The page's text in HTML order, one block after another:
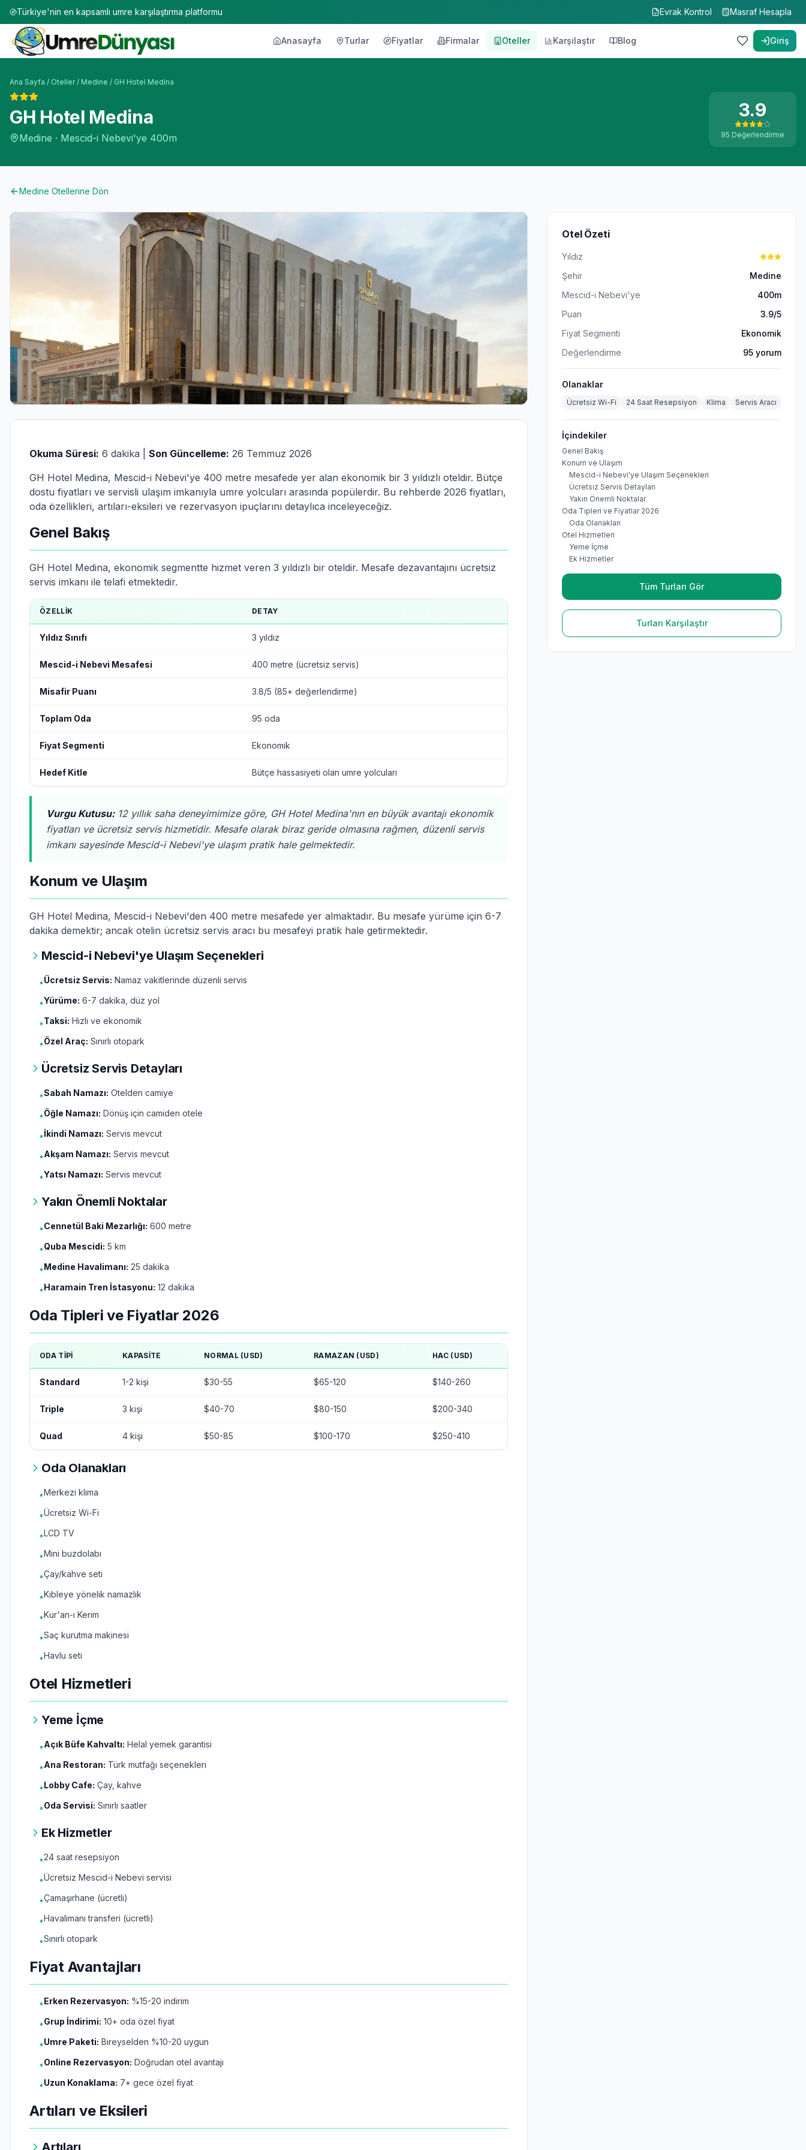
Türkiye'nin en kapsamlı umre karşılaştırma platformu Evrak Kontrol Masraf Hesapla
Anasayfa Turlar Fiyatlar Firmalar Oteller Karşılaştır Blog Giriş
Ana Sayfa / Oteller/ Medine / GH Hotel Medina
GH Hotel Medina
Medine · Mescid-i Nebevi'ye 400m
3.9
95 Değerlendirme
Medine Otellerine Dön
Okuma Süresi: 6 dakika | Son Güncelleme: 26 Temmuz 2026
GH Hotel Medina, Mescid-i Nebevi'ye 400 metre mesafede yer alan ekonomik bir 3 yıldızlı oteldir. Bütçe
dostu fiyatları ve servisli ulaşım imkanıyla umre yolcuları arasında popülerdir. Bu rehberde 2026 fiyatları,
oda özellikleri, artıları-eksileri ve rezervasyon ipuçlarını detaylıca inceleyeceğiz.
Genel Bakış
GH Hotel Medina, ekonomik segmentte hizmet veren 3 yıldızlı bir oteldir. Mesafe dezavantajını ücretsiz
servis imkanı ile telafi etmektedir.
ÖZELLIK DETAY
Yıldız Sınıfı 3 yıldız
Mescid-i Nebevi Mesafesi 400 metre (ücretsiz servis)
Misafir Puanı 3.8/5 (85+ değerlendirme)
Toplam Oda 95 oda
Fiyat Segmenti Ekonomik
Hedef Kitle Bütçe hassasiyeti olan umre yolcuları
Vurgu Kutusu:12 yıllık saha deneyimimize göre, GH Hotel Medina'nın en büyük avantajı ekonomik
fiyatları ve ücretsiz servis hizmetidir. Mesafe olarak biraz geride olmasına rağmen, düzenli servis
imkanı sayesinde Mescid-i Nebevi'ye ulaşım pratik hale gelmektedir.
Konum ve Ulaşım
GH Hotel Medina, Mescid-i Nebevi'den 400 metre mesafede yer almaktadır. Bu mesafe yürüme için 6-7
dakika demektir; ancak otelin ücretsiz servis aracı bu mesafeyi pratik hale getirmektedir.
Mescid-i Nebevi'ye Ulaşım Seçenekleri
•Ücretsiz Servis: Namaz vakitlerinde düzenli servis
•Yürüme: 6-7 dakika, düz yol
•Taksi: Hızlı ve ekonomik
•Özel Araç: Sınırlı otopark
Ücretsiz Servis Detayları
•Sabah Namazı: Otelden camiye
•Öğle Namazı: Dönüş için camiden otele
•İkindi Namazı: Servis mevcut
•Akşam Namazı: Servis mevcut
•Yatsı Namazı: Servis mevcut
Yakın Önemli Noktalar
•Cennetül Baki Mezarlığı: 600 metre
•Quba Mescidi: 5 km
•Medine Havalimanı: 25 dakika
•Haramain Tren İstasyonu: 12 dakika
Oda Tipleri ve Fiyatlar 2026
ODA TIPI KAPASITE NORMAL (USD) RAMAZAN (USD) HAC (USD)
Standard 1-2 kişi $30-55 $65-120 $140-260
Triple 3 kişi $40-70 $80-150 $200-340
Quad 4 kişi $50-85 $100-170 $250-410
Oda Olanakları
•Merkezi klima
•Ücretsiz Wi-Fi
•LCD TV
•Mini buzdolabı
•Çay/kahve seti
•Kıbleye yönelik namazlık
•Kur'an-ı Kerim
•Saç kurutma makinesi
•Havlu seti
Otel Hizmetleri
Yeme İçme
•Açık Büfe Kahvaltı: Helal yemek garantisi
•Ana Restoran: Türk mutfağı seçenekleri
•Lobby Cafe: Çay, kahve
•Oda Servisi: Sınırlı saatler
Ek Hizmetler
•24 saat resepsiyon
•Ücretsiz Mescid-i Nebevi servisi
•Çamaşırhane (ücretli)
•Havalimanı transferi (ücretli)
•Sınırlı otopark
Fiyat Avantajları
•Erken Rezervasyon: %15-20 indirim
•Grup İndirimi: 10+ oda özel fiyat
•Umre Paketi: Bireyselden %10-20 uygun
•Online Rezervasyon: Doğrudan otel avantajı
•Uzun Konaklama: 7+ gece özel fiyat
Artıları ve Eksileri
Artıları
Otel Özeti
Yıldız
Şehir
Medine
Mescid-i Nebevi'ye
400m
Puan
3.9/5
Fiyat Segmenti
Ekonomik
Değerlendirme
95 yorum
Olanaklar
Ücretsiz Wi-Fi 24 Saat Resepsiyon Klima Servis Aracı
İçindekiler
Genel Bakış
Konum ve Ulaşım
Mescid-i Nebevi'ye Ulaşım Seçenekleri
Ücretsiz Servis Detayları
Yakın Önemli Noktalar
Oda Tipleri ve Fiyatlar 2026
Oda Olanakları
Otel Hizmetleri
Yeme İçme
Ek Hizmetler
Tüm Turları Gör
Turları Karşılaştır